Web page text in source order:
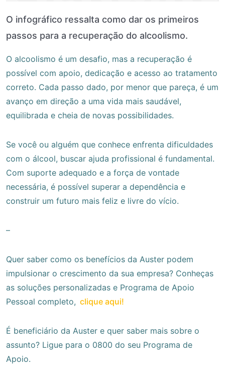
O infográfico ressalta como dar os primeiros
passos para a recuperação do alcoolismo.
O alcoolismo é um desafio, mas a recuperação é
possível com apoio, dedicação e acesso ao tratamento
correto. Cada passo dado, por menor que pareça, é um
avanço em direção a uma vida mais saudável,
equilibrada e cheia de novas possibilidades.
Se você ou alguém que conhece enfrenta dificuldades
com o álcool, buscar ajuda profissional é fundamental.
Com suporte adequado e a força de vontade
necessária, é possível superar a dependência e
construir um futuro mais feliz e livre do vício.
–
Quer saber como os benefícios da Auster podem
impulsionar o crescimento da sua empresa? Conheças
as soluções personalizadas e Programa de Apoio
Pessoal completo, clique aqui!
É beneficiário da Auster e quer saber mais sobre o
assunto? Ligue para o 0800 do seu Programa de
Apoio.